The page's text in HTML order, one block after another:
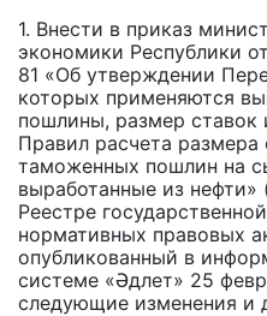
1. Внести в приказ
экономики Республики
81 «Об утверждении
которых применяются
пошлины, размер ставок
Правил расчета размера
таможенных пошлин на
выработанные из нефти»
Реестре
нормативных правовых
опубликованный в
системе «Әдлет» 25
следующие изменения и